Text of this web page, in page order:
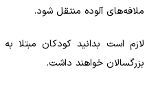
ملافه‌های آلوده منتقل شود.
لازم است بدانید کودکان مبتلا
بزرگسالان خواهند داشت.